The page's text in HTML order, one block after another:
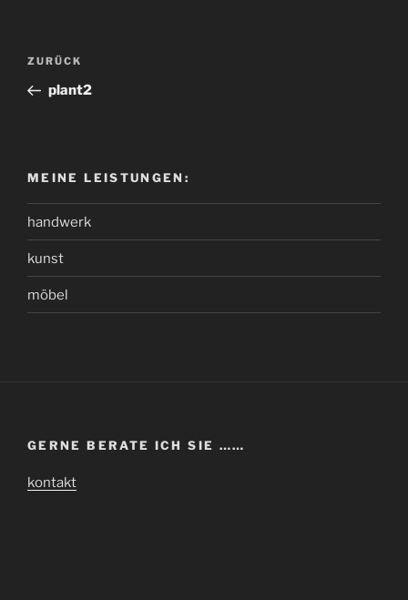
Beitragsnavigation
Vorheriger
Beitrag
ZURÜCK
plant2
MEINE LEISTUNGEN:
handwerk
kunst
möbel
GERNE BERATE ICH SIE ……
kontakt